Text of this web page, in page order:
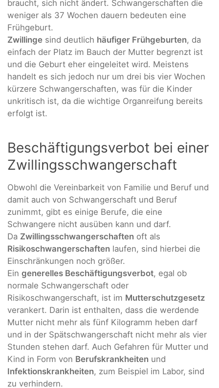
braucht, sich nicht ändert. Schwangerschaften die
weniger als 37 Wochen dauern bedeuten eine
Frühgeburt.
Zwillinge sind deutlich häufiger Frühgeburten, da
einfach der Platz im Bauch der Mutter begrenzt ist
und die Geburt eher eingeleitet wird. Meistens
handelt es sich jedoch nur um drei bis vier Wochen
kürzere Schwangerschaften, was für die Kinder
unkritisch ist, da die wichtige Organreifung bereits
erfolgt ist.
Beschäftigungsverbot bei einer
Zwillingsschwangerschaft
Obwohl die Vereinbarkeit von Familie und Beruf und
damit auch von Schwangerschaft und Beruf
zunimmt, gibt es einige Berufe, die eine
Schwangere nicht ausüben kann und darf.
Da Zwillingsschwangerschaften oft als
Risikoschwangerschaften laufen, sind hierbei die
Einschränkungen noch größer.
Ein generelles Beschäftigungsverbot, egal ob
normale Schwangerschaft oder
Risikoschwangerschaft, ist im Mutterschutzgesetz
verankert. Darin ist enthalten, dass die werdende
Mutter nicht mehr als fünf Kilogramm heben darf
und in der Spätschwangerschaft nicht mehr als vier
Stunden stehen darf. Auch Gefahren für Mutter und
Kind in Form von Berufskrankheiten und
Infektionskrankheiten, zum Beispiel im Labor, sind
zu verhindern.